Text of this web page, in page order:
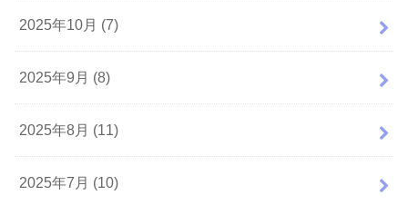
2025年10月 (7)
2025年9月 (8)
2025年8月 (11)
2025年7月 (10)